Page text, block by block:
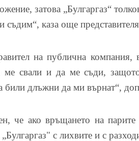
затова „Булгаргаз“
съдим“, каза още
на публична компания,
свали и да ме съди,
били длъжни да ми върнат“,
че ако връщането на
с лихвите и с